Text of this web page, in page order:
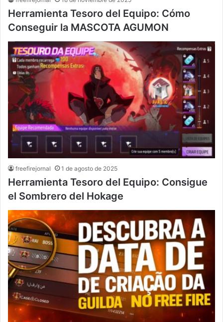
Herramienta Tesoro del Equipo: Cómo
Conseguir la MASCOTA AGUMON
freefirejornal 1 de agosto de 2025
Herramienta Tesoro del Equipo: Consigue
el Sombrero del Hokage